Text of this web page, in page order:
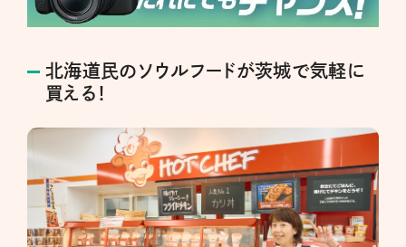
北海道民のソウルフードが茨城で気軽に
買える！